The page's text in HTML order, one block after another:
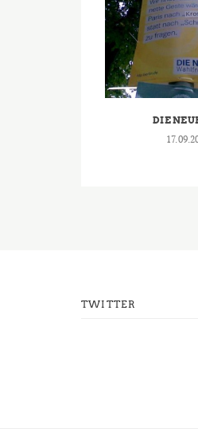
DIE
TWITTER